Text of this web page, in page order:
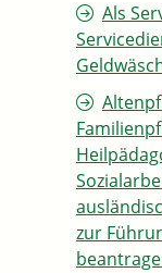
Als
zur